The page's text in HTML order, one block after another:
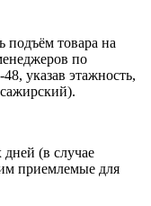
подъём товара на
по
указав этажность,
дней (в случае
приемлемые для